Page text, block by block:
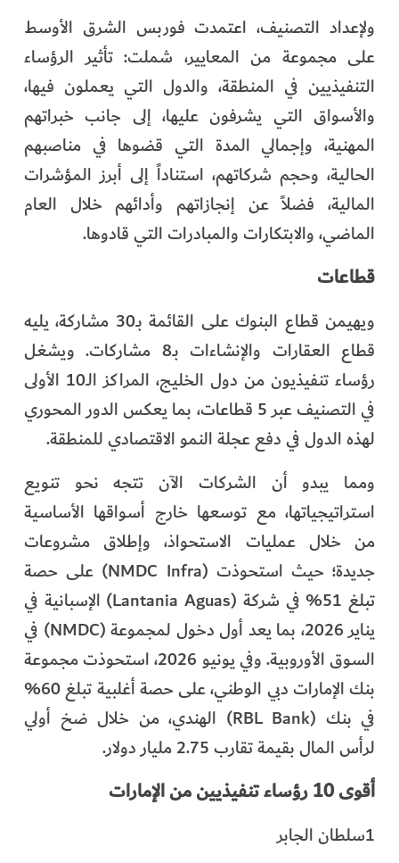
ولإعداد التصنيف، اعتمدت فوربس الشرق الأوسط
على مجموعة من المعايير، شملت: تأثير الرؤساء
التنفيذيين في المنطقة، والدول التي يعملون فيها،
والأسواق التي يشرفون عليها، إلى جانب خبراتهم
المهنية، وإجمالي المدة التي قضوها في مناصبهم
الحالية، وحجم شركاتهم، استناداً إلى أبرز المؤشرات
المالية، فضلاً عن إنجازاتهم وأدائهم خلال العام
الماضي، والابتكارات والمبادرات التي قادوها.
قطاعات
ويهيمن قطاع البنوك على القائمة بـ30 مشاركة، يليه
قطاع العقارات والإنشاءات بـ8 مشاركات. ويشغل
رؤساء تنفيذيون من دول الخليج، المراكز الـ10 الأولى
في التصنيف عبر 5 قطاعات، بما يعكس الدور المحوري
لهذه الدول في دفع عجلة النمو الاقتصادي للمنطقة.
ومما يبدو أن الشركات الآن تتجه نحو تنويع
استراتيجياتها، مع توسعها خارج أسواقها الأساسية
من خلال عمليات الاستحواذ، وإطلاق مشروعات
جديدة؛ حيث استحوذت (NMDC Infra) على حصة
تبلغ 51% في شركة (Lantania Aguas) الإسبانية في
يناير 2026، بما يعد أول دخول لمجموعة (NMDC) في
السوق الأوروبية. وفي يونيو 2026، استحوذت مجموعة
بنك الإمارات دبي الوطني، على حصة أغلبية تبلغ 60%
في بنك (RBL Bank) الهندي، من خلال ضخ أولي
لرأس المال بقيمة تقارب 2.75 مليار دولار.
أقوى 10 رؤساء تنفيذيين من الإمارات
1سلطان الجابر